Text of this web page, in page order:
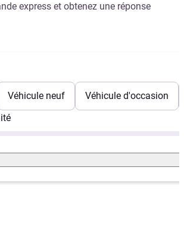
express et obtenez une réponse
Véhicule neuf
Véhicule d'occasion